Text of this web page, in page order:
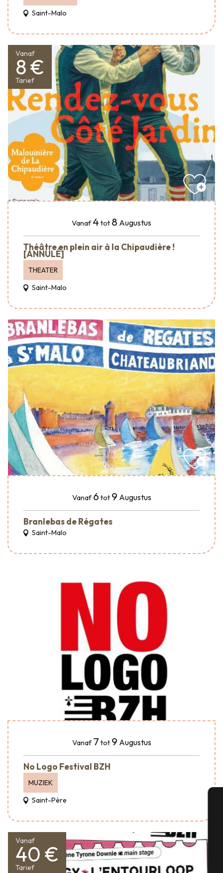
Saint-Malo
Vanaf
8 €
Tarief
Vanaf4 tot 8 Augustus
Théâtre en plein air à la Chipaudière !
[ANNULÉ]
THEATER
Saint-Malo
Vanaf 6 tot 9 Augustus
Branlebas de Régates
Saint-Malo
Vanaf 7 tot 9 Augustus
No Logo Festival BZH
MUZIEK
Saint-Père
Vanaf
40 €
Tarief